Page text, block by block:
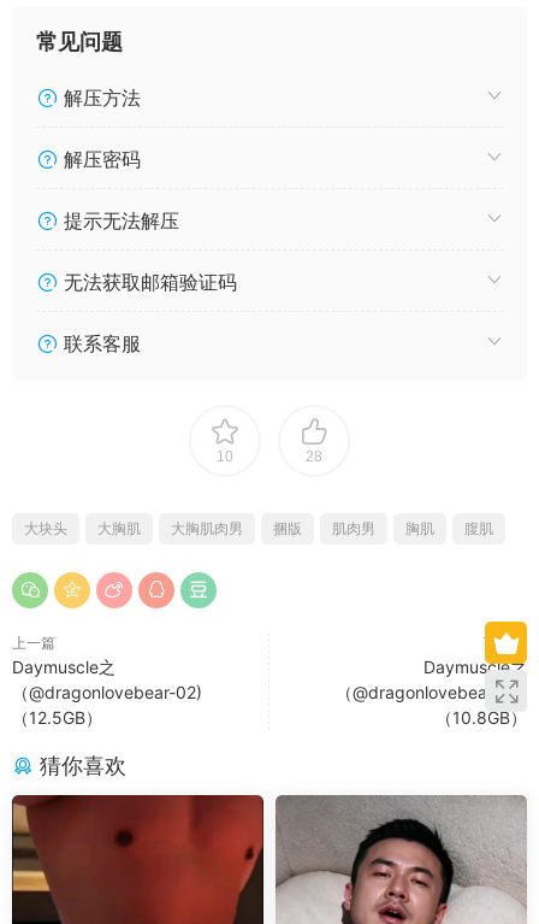
常见问题
解压方法
解压密码
提示无法解压
无法获取邮箱验证码
联系客服
10 28
大块头 大胸肌 大胸肌肉男 捆版 肌肉男 胸肌 腹肌
上一篇
Daymuscle之
（@dragonlovebear-02)
（12.5GB）
下一篇
Daymuscle之
（@dragonlovebear-03)
（10.8GB）
猜你喜欢